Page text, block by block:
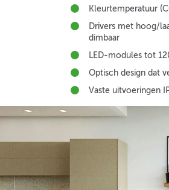
Kleurtemperatuur
Drivers met hoog/
dimbaar
LED-modules tot
Optisch design dat
Vaste uitvoeringen